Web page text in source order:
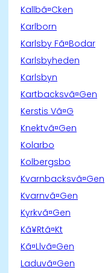
Kallbã¤Cken
Karlborn
Karlsby Fã¤Bodar
Karlsbyheden
Karlsbyn
Kartbacksvã¤Gen
Kerstis Vã¤G
Knektvã¤Gen
Kolarbo
Kolbergsbo
Kvarnbacksvã¤Gen
Kvarnvã¤Gen
Kyrkvã¤Gen
Kã¥Rtã¤Kt
Kã¤Llvã¤Gen
Laduvã¤Gen